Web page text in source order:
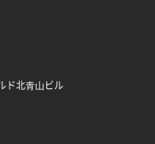
ド北⻘⼭ビル